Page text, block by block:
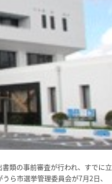
類の事前審査が行われ、すでに立
ら市選挙管理委員会が7月2日、